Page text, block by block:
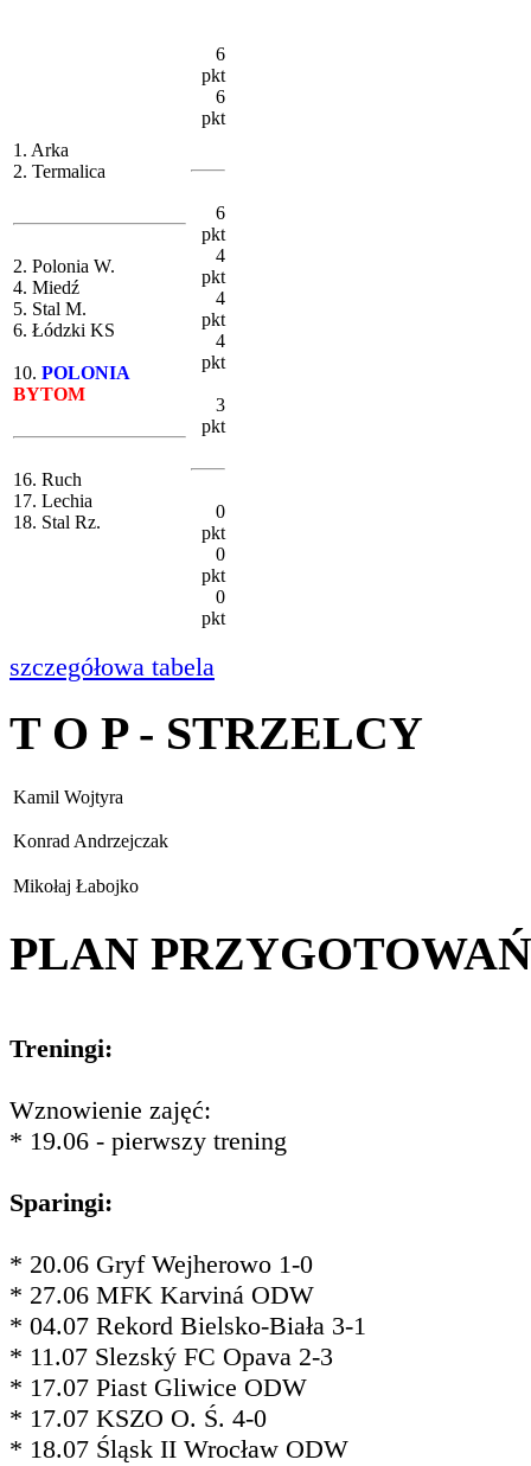
1. Arka
2. Termalica
2. Polonia W.
4. Miedź
5. Stal M.
6. Łódzki KS
10. POLONIA
BYTOM
16. Ruch
17. Lechia
18. Stal Rz.
6
pkt
6
pkt
6
pkt
4
pkt
4
pkt
4
pkt
3
pkt
0
pkt
0
pkt
0
pkt
szczegółowa tabela
T O P - STRZELCY
Kamil Wojtyra
Konrad Andrzejczak
Mikołaj Łabojko
PLAN PRZYGOTOWAŃ
Treningi:
Wznowienie zajęć:
* 19.06 - pierwszy trening
Sparingi:
* 20.06 Gryf Wejherowo 1-0
* 27.06 MFK Karviná ODW
* 04.07 Rekord Bielsko-Biała 3-1
* 11.07 Slezský FC Opava 2-3
* 17.07 Piast Gliwice ODW
* 17.07 KSZO O. Ś. 4-0
* 18.07 Śląsk II Wrocław ODW